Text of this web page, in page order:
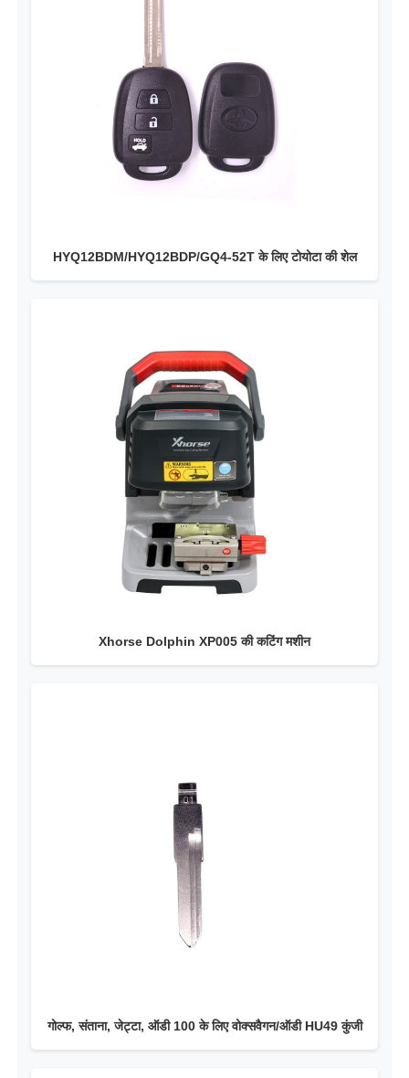
HYQ12BDM/HYQ12BDP/GQ4-52T के लिए टोयोटा की शेल
Xhorse Dolphin XP005 की कटिंग मशीन
गोल्फ, संताना, जेट्टा, ऑडी 100 के लिए वोक्सवैगन/ऑडी HU49 कुंजी